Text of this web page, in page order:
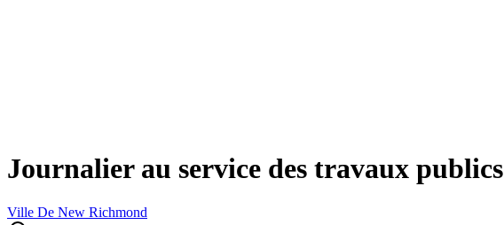
Journalier au service des travaux publics
Ville De New Richmond